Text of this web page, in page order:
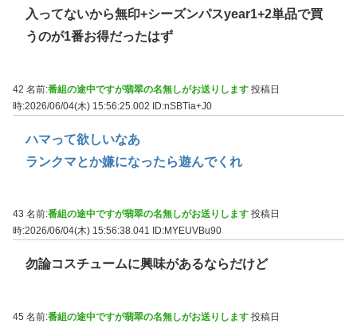
入ってないから無印+シーズンパスyear1+2単品で買
うのが1番お得だったはず
42 名前:番組の途中ですが翡翠の名無しがお送りします 投稿日
時:2026/06/04(木) 15:56:25.002 ID:nSBTia+J0
ハマって欲しいなあ
ランクマとか嫌になったら遊んでくれ
43 名前:番組の途中ですが翡翠の名無しがお送りします 投稿日
時:2026/06/04(木) 15:56:38.041
ID:MYEUVBu90
勿論コスチュームに興味があるならだけど
45 名前:番組の途中ですが翡翠の名無しがお送りします 投稿日